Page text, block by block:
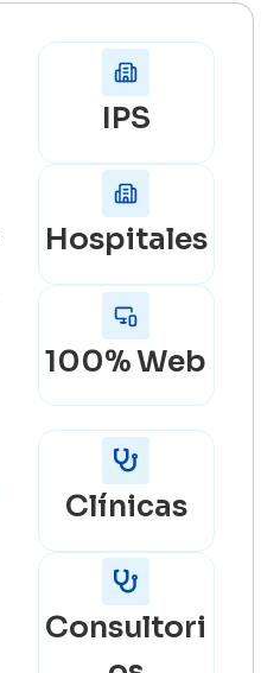
IPS
Hospitales
100% Web
Clínicas
Consultori